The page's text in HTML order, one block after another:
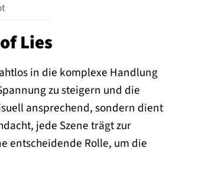
Lies
in die komplexe Handlung
zu steigern und die
ansprechend, sondern dient
jede Szene trägt zur
entscheidende Rolle, um die